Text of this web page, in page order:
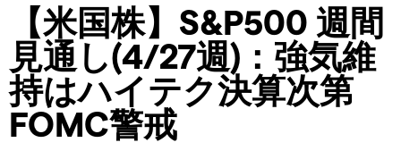
【米国株】S&P500 週間
見通し(4/27週)：強気維
持はハイテク決算次第
FOMC警戒